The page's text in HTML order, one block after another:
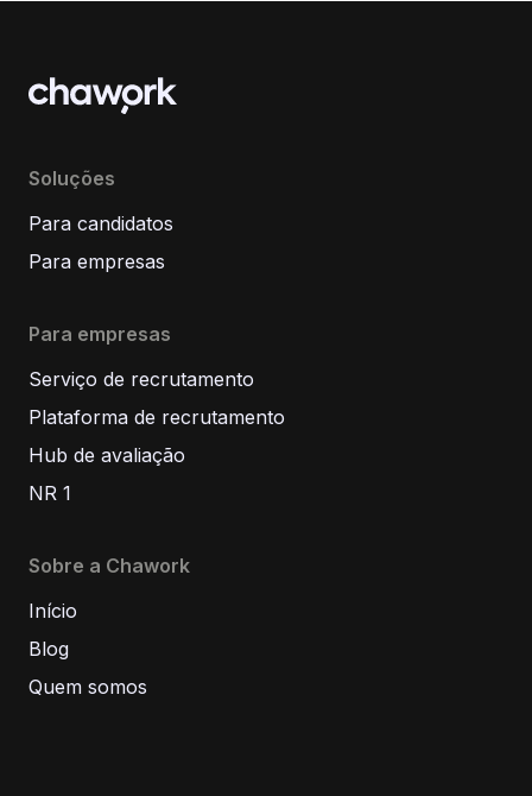
Soluções
Para candidatos
Para empresas
Para empresas
Serviço de recrutamento
Plataforma de recrutamento
Hub de avaliação
NR 1
Sobre a Chawork
Início
Blog
Quem somos